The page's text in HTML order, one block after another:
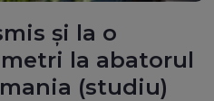
și la o
la abatorul
(studiu)